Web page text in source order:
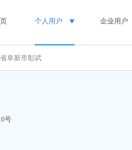
个人用户 企业用户
阜新市彰武
号